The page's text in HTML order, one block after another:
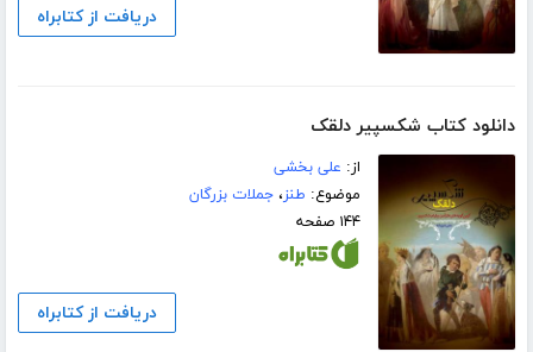
دریافت از کتابراه
دانلود کتاب شکسپیر دلقک
از: علی بخشی
موضوع: طنز،جملات بزرگان
۱۴۴ صفحه
دریافت از کتابراه